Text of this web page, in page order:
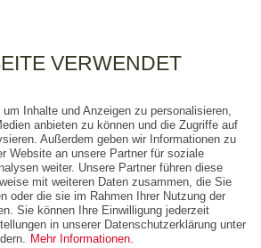
VERWENDET
Inhalte und Anzeigen zu personalisieren,
anbieten zu können und die Zugriffe auf
Außerdem geben wir Informationen zu
Website an unsere Partner für soziale
weiter. Unsere Partner führen diese
mit weiteren Daten zusammen, die Sie
oder die sie im Rahmen Ihrer Nutzung der
Sie können Ihre Einwilligung jederzeit
in unserer Datenschutzerklärung unter
Mehr Informationen.